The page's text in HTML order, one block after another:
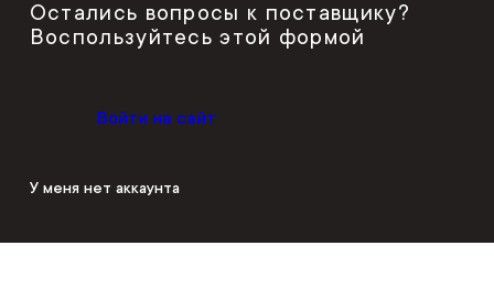
Остались вопросы к поставщику?
Воспользуйтесь этой формой
Войти на сайт
У меня нет аккаунта